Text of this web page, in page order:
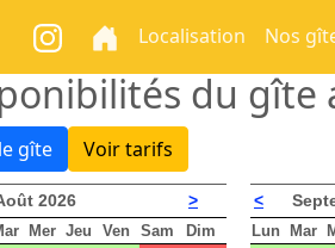
Localisation Nos
du gîte
gîte Voir tarifs
2026 >
Mer Jeu Ven Sam Dim
<
Lun Mar